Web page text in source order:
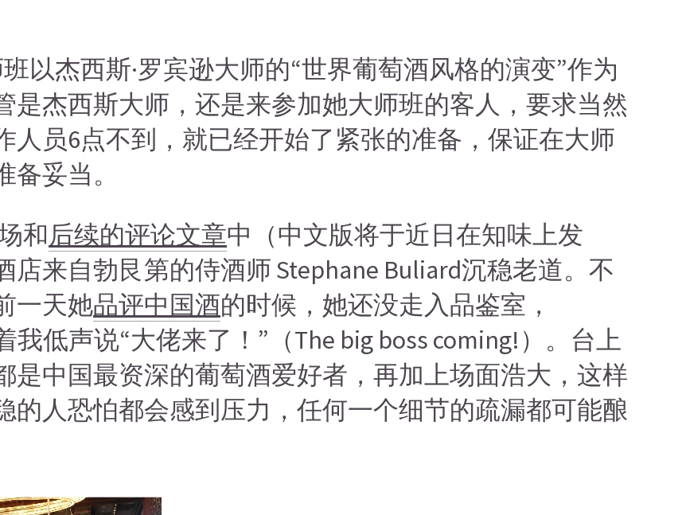
以杰西斯·罗宾逊大师的“世界葡萄酒风格的演变”作为
是杰西斯大师，还是来参加她大师班的客人，要求当然
人员6点不到，就已经开始了紧张的准备，保证在大师
妥当。
和后续的评论文章中（中文版将于近日在知味上发
来自勃艮第的侍酒师 Stephane Buliard沉稳老道。不
一天她品评中国酒的时候，她还没走入品鉴室，
低声说“大佬来了！”（The big boss coming!）。台上
是中国最资深的葡萄酒爱好者，再加上场面浩大，这样
的人恐怕都会感到压力，任何一个细节的疏漏都可能酿